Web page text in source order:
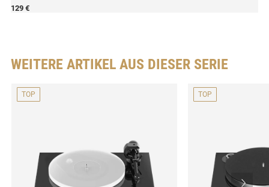
129 €
WEITERE ARTIKEL AUS DIESER SERIE
TOP TOP